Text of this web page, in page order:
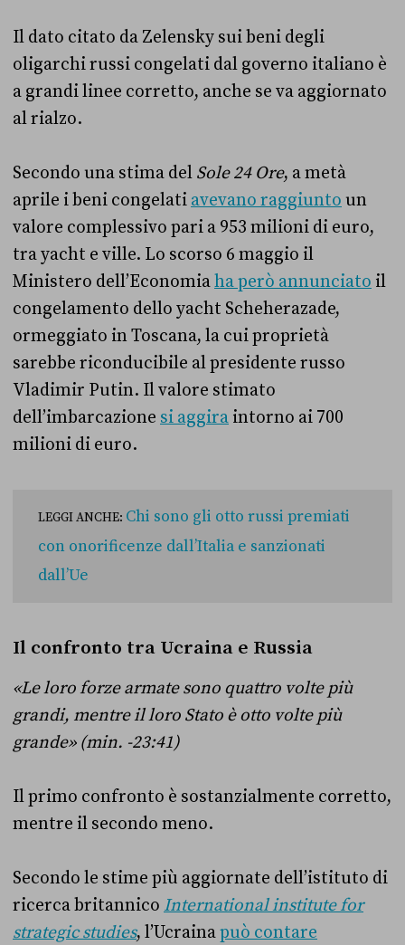
Il dato citato da Zelensky sui beni degli
oligarchi russi congelati dal governo italiano è
a grandi linee corretto, anche se va aggiornato
al rialzo.
Secondo una stima del Sole 24 Ore, a metà
aprile i beni congelati avevano raggiunto un
valore complessivo pari a 953 milioni di euro,
tra yacht e ville. Lo scorso 6 maggio il
Ministero dell’Economiaha però annunciato il
congelamento dello yacht Scheherazade,
ormeggiato in Toscana, la cui proprietà
sarebbe riconducibile al presidente russo
Vladimir Putin. Il valore stimato
dell’imbarcazione si aggira intorno ai 700
milioni di euro.
LEGGI ANCHE: Chi sono gli otto russi premiati
con onorificenze dall’Italia e sanzionati
dall’Ue
Il confronto tra Ucraina e Russia
«Le loro forze armate sono quattro volte più
grandi, mentre il loro Stato è otto volte più
grande» (min. -23:41)
Il primo confronto è sostanzialmente corretto,
mentre il secondo meno.
Secondo le stime più aggiornate dell’istituto di
ricerca britannico International institute for
strategic studies, l’Ucrainapuò contare